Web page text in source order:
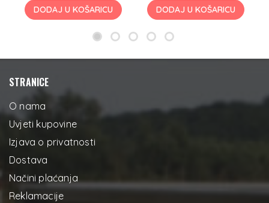
DODAJ U KOŠARICU DODAJ U KOŠARICU
STRANICE
O nama
Uvjeti kupovine
Izjava o privatnosti
Dostava
Načini plaćanja
Reklamacije